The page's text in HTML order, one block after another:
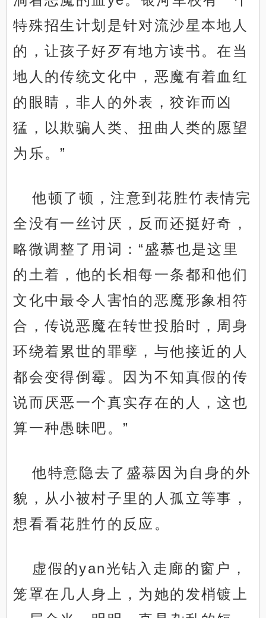
特殊招生计划是针对流沙星本地人
的，让孩子好歹有地方读书。在当
地人的传统文化中，恶魔有着血红
的眼睛，非人的外表，狡诈而凶
猛，以欺骗人类、扭曲人类的愿望
为乐。”
他顿了顿，注意到花胜竹表情完
全没有一丝讨厌，反而还挺好奇，
略微调整了用词：“盛慕也是这里
的土着，他的长相每一条都和他们
文化中最令人害怕的恶魔形象相符
合，传说恶魔在转世投胎时，周身
环绕着累世的罪孽，与他接近的人
都会变得倒霉。因为不知真假的传
说而厌恶一个真实存在的人，这也
算一种愚昧吧。”
他特意隐去了盛慕因为自身的外
貌，从小被村子里的人孤立等事，
想看看花胜竹的反应。
虚假的yan光钻入走廊的窗户，
笼罩在几人身上，为她的发梢镀上